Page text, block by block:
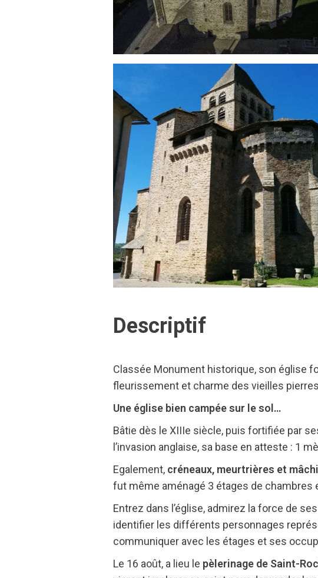
Descriptif
Classée Monument historique, son église
fleurissement et charme des vieilles
Une église bien campée sur le sol…
Bâtie dès le XIIIe siècle, puis fortifiée par
l’invasion anglaise, sa base en atteste : 1
Egalement, créneaux, meurtrières et
fut même aménagé 3 étages de
Entrez dans l’église, admirez la force de
identifier les différents personnages
communiquer avec les étages et ses
Le 16 août, a lieu le pèlerinage de Saint-